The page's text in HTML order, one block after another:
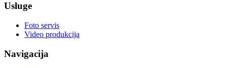
Usluge
Foto servis
Video produkcija
Navigacija